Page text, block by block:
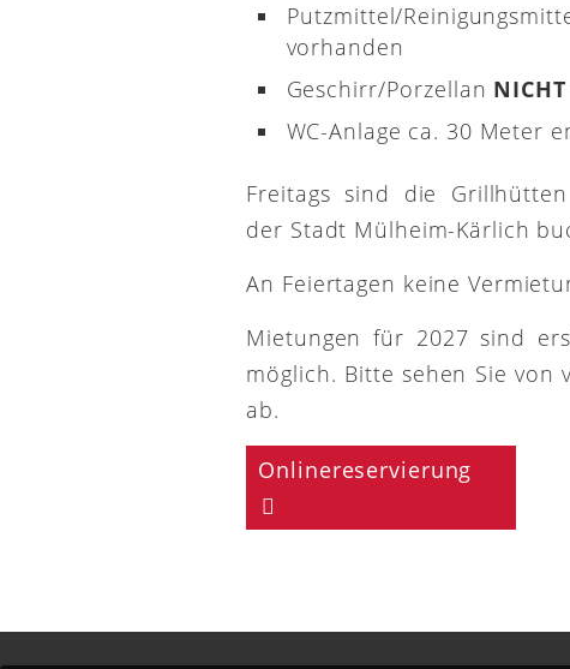
Putzmittel/
vorhanden
Geschirr/Porzellan NICHT
WC-Anlage ca. 30 Meter
Freitags sind die
der Stadt Mülheim-Kärlich
An Feiertagen keine
Mietungen für 2027 sind
möglich. Bitte sehen Sie von
ab.
Onlinereservierung